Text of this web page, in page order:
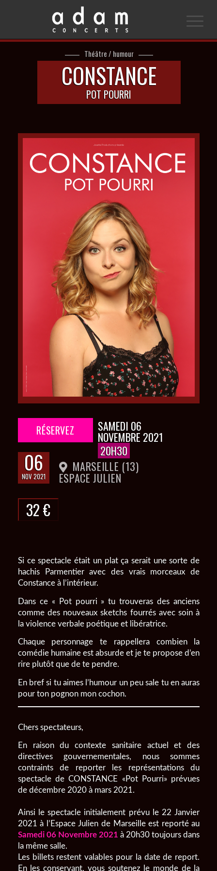
Théâtre / humour
CONSTANCE
POT POURRI
RÉSERVEZ
06
NOV 2021
SAMEDI 06
NOVEMBRE 2021
20H30
MARSEILLE (13)
ESPACE JULIEN
32 €
Si ce spectacle était un plat ça serait une sorte de
hachis Parmentier avec des vrais morceaux de
Constance à l’intérieur.
Dans ce « Pot pourri » tu trouveras des anciens
comme des nouveaux sketchs fourrés avec soin à
la violence verbale poétique et libératrice.
Chaque personnage te rappellera combien la
comédie humaine est absurde et je te propose d’en
rire plutôt que de te pendre.
En bref si tu aimes l’humour un peu sale tu en auras
pour ton pognon mon cochon.
Chers spectateurs,
En raison du contexte sanitaire actuel et des
directives gouvernementales, nous sommes
contraints de reporter les représentations du
spectacle de CONSTANCE «Pot Pourri» prévues
de décembre 2020 à mars 2021.
Ainsi le spectacle initialement prévu le 22 Janvier
2021 à l’Espace Julien de Marseille est reporté au
Samedi 06 Novembre 2021 à 20h30 toujours dans
la même salle.
Les billets restent valables pour la date de report.
En les conservant, vous soutenez le monde de la